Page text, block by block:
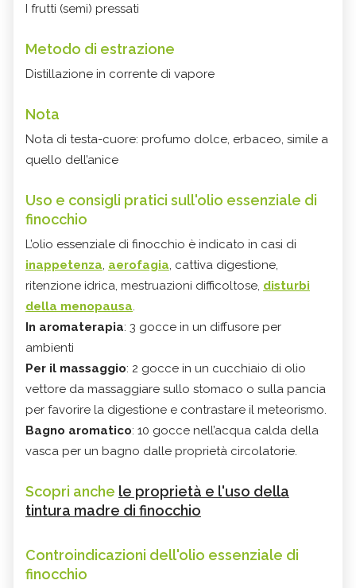
I frutti (semi) pressati
Metodo di estrazione
Distillazione in corrente di vapore
Nota
Nota di testa-cuore: profumo dolce, erbaceo, simile a
quello dell’anice
Uso e consigli pratici sull'olio essenziale di
finocchio
L’olio essenziale di finocchio è indicato in casi di
inappetenza, aerofagia, cattiva digestione,
ritenzione idrica, mestruazioni difficoltose, disturbi
della menopausa.
In aromaterapia: 3 gocce in un diffusore per
ambienti
Per il massaggio: 2 gocce in un cucchiaio di olio
vettore da massaggiare sullo stomaco o sulla pancia
per favorire la digestione e contrastare il meteorismo.
Bagno aromatico: 10 gocce nell’acqua calda della
vasca per un bagno dalle proprietà circolatorie.
Scopri anche le proprietà e l'uso della
tintura madre di finocchio
Controindicazioni dell'olio essenziale di
finocchio